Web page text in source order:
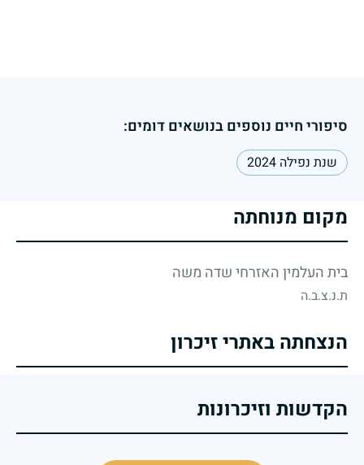
סיפורי חיים נוספים בנושאים דומים:
שנת נפילה 2024
מקום מנוחתה
בית העלמין האזרחי שדה משה
ת.נ.צ.ב.ה
הנצחתה באתרי זיכרון
הקדשות וזיכרונות